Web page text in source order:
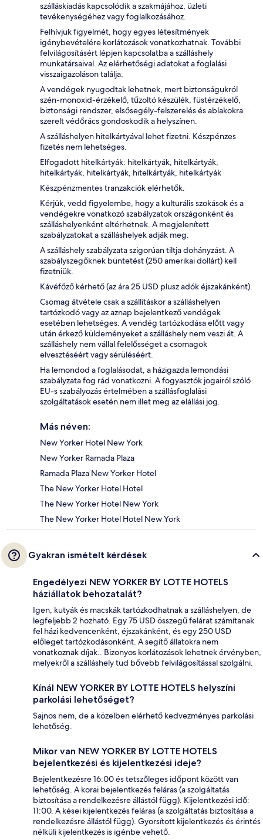
szálláskiadás kapcsolódik a szakmájához, üzleti
tevékenységéhez vagy foglalkozásához.
Felhívjuk figyelmét, hogy egyes létesítmények
igénybevételére korlátozások vonatkozhatnak. További
felvilágosításért lépjen kapcsolatba a szálláshely
munkatársaival. Az elérhetőségi adatokat a foglalási
visszaigazoláson találja.
A vendégek nyugodtak lehetnek, mert biztonságukról
szén-monoxid-érzékelő, tűzoltó készülék, füstérzékelő,
biztonsági rendszer, elsősegély-felszerelés és ablakokra
szerelt védőrács gondoskodik a helyszínen.
A szálláshelyen hitelkártyával lehet fizetni. Készpénzes
fizetés nem lehetséges.
Elfogadott hitelkártyák: hitelkártyák, hitelkártyák,
hitelkártyák, hitelkártyák, hitelkártyák, hitelkártyák
Készpénzmentes tranzakciók elérhetők.
Kérjük, vedd figyelembe, hogy a kulturális szokások és a
vendégekre vonatkozó szabályzatok országonként és
szálláshelyenként eltérhetnek. A megjelenített
szabályzatokat a szálláshelyek adják meg.
A szálláshely szabályzata szigorúan tiltja dohányzást. A
szabályszegőknek büntetést (250 amerikai dollárt) kell
fizetniük.
Kávéfőző kérhető (az ára 25 USD plusz adók éjszakánként).
Csomag átvétele csak a szállításkor a szálláshelyen
tartózkodó vagy az aznap bejelentkező vendégek
esetében lehetséges. A vendég tartózkodása előtt vagy
után érkező küldeményeket a szálláshely nem veszi át. A
szálláshely nem vállal felelősséget a csomagok
elvesztéséért vagy sérüléséért.
Ha lemondod a foglalásodat, a házigazda lemondási
szabályzata fog rád vonatkozni. A fogyasztók jogairól szóló
EU-s szabályozás értelmében a szállásfoglalási
szolgáltatások esetén nem illet meg az elállási jog.
Más néven:
New Yorker Hotel New York
New Yorker Ramada Plaza
Ramada Plaza New Yorker Hotel
The New Yorker Hotel Hotel
The New Yorker Hotel New York
The New Yorker Hotel Hotel New York
Gyakran ismételt kérdések
Engedélyezi NEW YORKER BY LOTTE HOTELS
háziállatok behozatalát?
Igen, kutyák és macskák tartózkodhatnak a szálláshelyen, de
legfeljebb 2 hozható. Egy 75 USD összegű felárat számítanak
fel házi kedvencenként, éjszakánként, és egy 250 USD
előleget tartózkodásonként. A segítő állatokra nem
vonatkoznak díjak.. Bizonyos korlátozások lehetnek érvényben,
melyekről a szálláshely tud bővebb felvilágosítással szolgálni.
Kínál NEW YORKER BY LOTTE HOTELS helyszíni
parkolási lehetőséget?
Sajnos nem, de a közelben elérhető kedvezményes parkolási
lehetőség.
Mikor van NEW YORKER BY LOTTE HOTELS
bejelentkezési és kijelentkezési ideje?
Bejelentkezésre 16:00 és tetszőleges időpont között van
lehetőség. A korai bejelentkezés feláras (a szolgáltatás
biztosítása a rendelkezésre állástól függ). Kijelentkezési idő:
11:00. A kései kijelentkezés feláras (a szolgáltatás biztosítása a
rendelkezésre állástól függ). Gyorsított kijelentkezés és érintés
nélküli kijelentkezés is igénbe vehető.